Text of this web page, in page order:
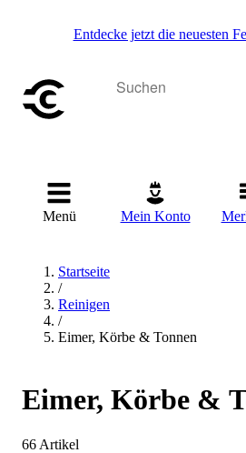
Entdecke jetzt die neuesten
Menü Mein Konto
Startseite
/
Reinigen
/
Eimer, Körbe & Tonnen
Eimer, Körbe &
66 Artikel